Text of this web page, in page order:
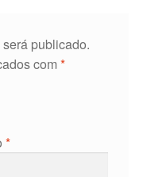
publicado.
com *
*